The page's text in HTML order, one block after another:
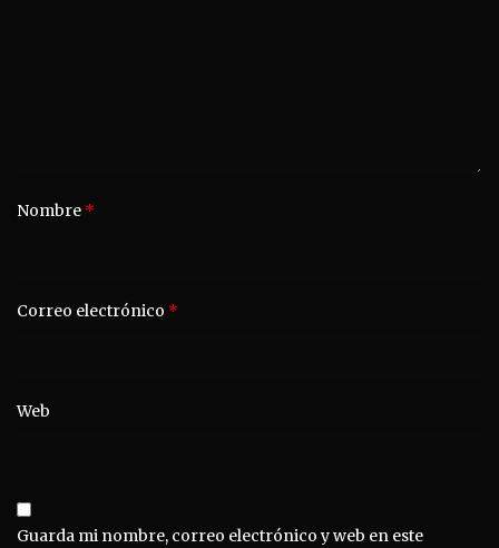
Nombre *
Correo electrónico *
Web
Guarda mi nombre, correo electrónico y web en este